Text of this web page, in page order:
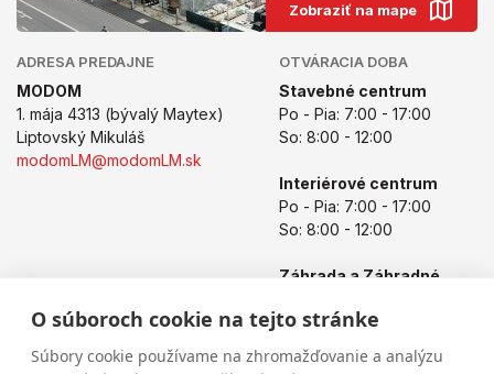
O súboroch cookie na tejto stránke
Súbory cookie používame na zhromažďovanie a analýzu
Zobraziť na mape
ADRESA PREDAJNE
MODOM
1. mája 4313 (bývalý Maytex)
Liptovský Mikuláš
modomLM@modomLM.sk
OTVÁRACIA DOBA
Stavebné centrum
Po - Pia: 7:00 - 17:00
So: 8:00 - 12:00
Interiérové centrum
Po - Pia: 7:00 - 17:00
So: 8:00 - 12:00
Záhrada a Záhradné
Po - Pia: 8:00 - 17:00
So: 8:00 - 12:00